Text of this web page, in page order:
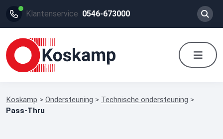
Klantenservice 0546-673000
Koskamp > Ondersteuning > Technische ondersteuning >
Pass-Thru